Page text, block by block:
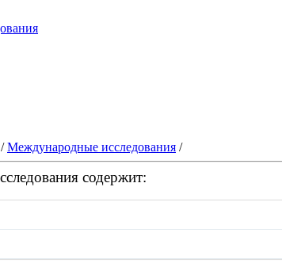
/Международные исследования /
содержит: